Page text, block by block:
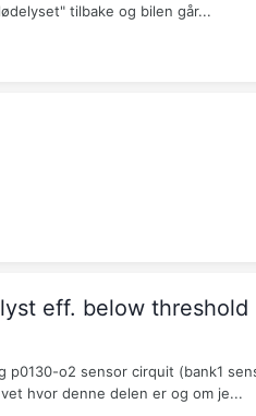
tilbake og bilen går...
eff. below threshold
o2 sensor cirquit (bank1
hvor denne delen er og om je...